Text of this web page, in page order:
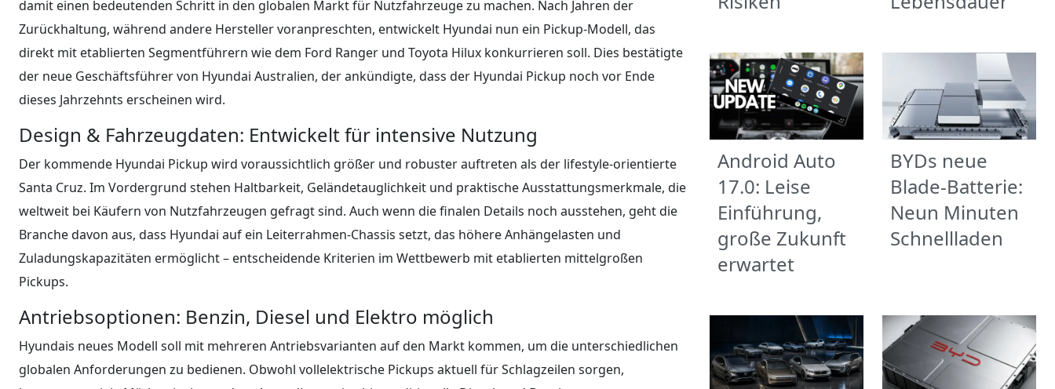
damit einen bedeutenden Schritt in den globalen Markt für Nutzfahrzeuge zu machen. Nach Jahren der
Zurückhaltung, während andere Hersteller voranpreschten, entwickelt Hyundai nun ein Pickup-Modell, das
direkt mit etablierten Segmentführern wie dem Ford Ranger und Toyota Hilux konkurrieren soll. Dies bestätigte
der neue Geschäftsführer von Hyundai Australien, der ankündigte, dass der Hyundai Pickup noch vor Ende
dieses Jahrzehnts erscheinen wird.
Design & Fahrzeugdaten: Entwickelt für intensive Nutzung
Der kommende Hyundai Pickup wird voraussichtlich größer und robuster auftreten als der lifestyle-orientierte
Santa Cruz. Im Vordergrund stehen Haltbarkeit, Geländetauglichkeit und praktische Ausstattungsmerkmale, die
weltweit bei Käufern von Nutzfahrzeugen gefragt sind. Auch wenn die finalen Details noch ausstehen, geht die
Branche davon aus, dass Hyundai auf ein Leiterrahmen-Chassis setzt, das höhere Anhängelasten und
Zuladungskapazitäten ermöglicht – entscheidende Kriterien im Wettbewerb mit etablierten mittelgroßen
Pickups.
Antriebsoptionen: Benzin, Diesel und Elektro möglich
Hyundais neues Modell soll mit mehreren Antriebsvarianten auf den Markt kommen, um die unterschiedlichen
globalen Anforderungen zu bedienen. Obwohl vollelektrische Pickups aktuell für Schlagzeilen sorgen,
Android Auto
17.0: Leise
Einführung,
große Zukunft
erwartet
BYDs neue
Blade-Batterie:
Neun Minuten
Schnellladen